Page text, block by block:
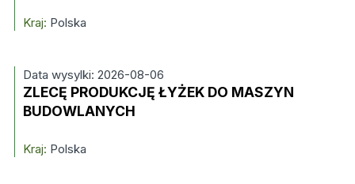
Kraj: Polska
Data wysylki: 2026-08-06
ZLECĘ PRODUKCJĘ ŁYŻEK DO MASZYN
BUDOWLANYCH
Kraj: Polska